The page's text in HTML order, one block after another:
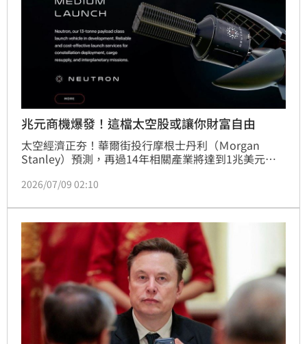
兆元商機爆發！這檔太空股或讓你財富自由
太空經濟正夯！華爾街投行摩根士丹利（Ｍorgan
Stanley）預測，再過14年相關產業將達到1兆美元規
財經媒體《Motley Fool》點名市場已出現「最強挑戰
實現「財富自由」。
2026/07/09 02:10